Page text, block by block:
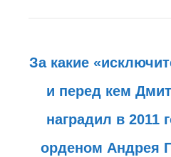
За какие
и перед кем
наградил в 2011
орденом Андрея